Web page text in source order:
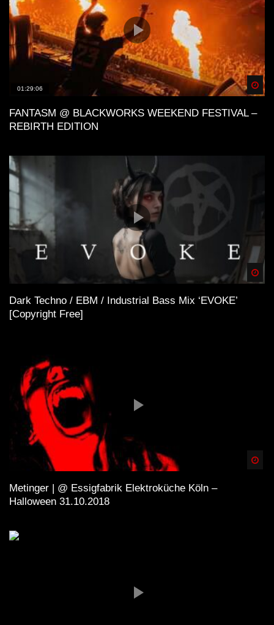
01:29:06
FANTASM @ BLACKWORKS WEEKEND FESTIVAL –
REBIRTH EDITION
Dark Techno / EBM / Industrial Bass Mix ‘EVOKE’
[Copyright Free]
Metinger | @ Essigfabrik Elektroküche Köln –
Halloween 31.10.2018